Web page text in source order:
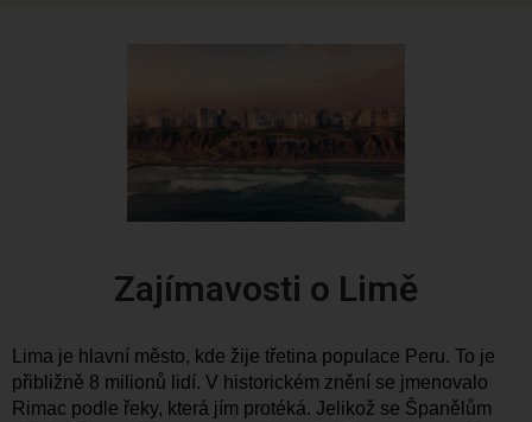
Zajímavosti o Limě
Lima je hlavní město, kde žije třetina populace Peru. To je
přibližně 8 milionů lidí. V historickém znění se jmenovalo
Rimac podle řeky, která jím protéká. Jelikož se Španělům